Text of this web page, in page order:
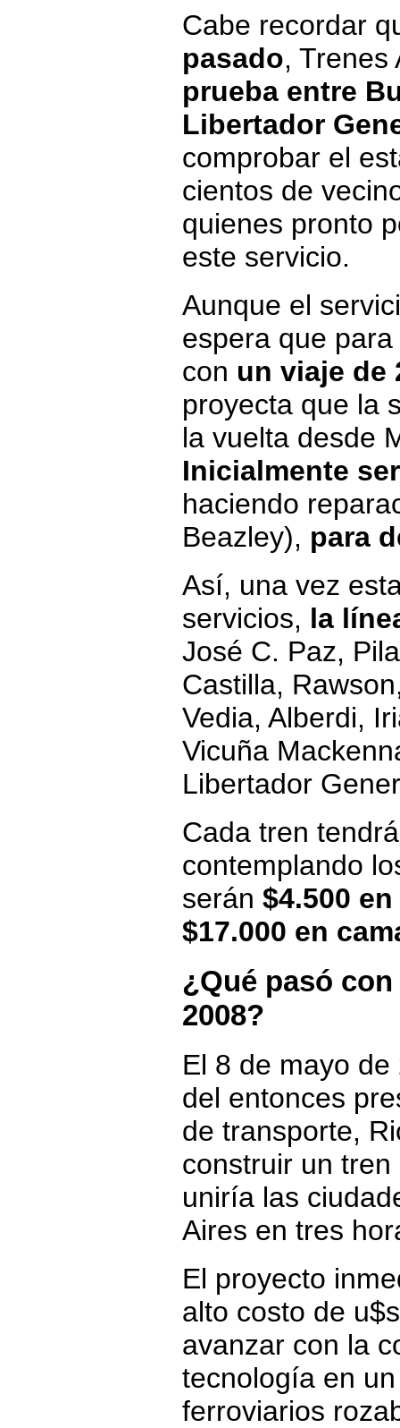
Cabe recordar
pasado,
prueba entre
Libertador
comprobar el
cientos de
quienes pronto
este servicio.
Aunque el
espera que
con un viaje de
proyecta que la
la vuelta desde
Inicialmente
haciendo
Beazley), para
Así, una vez
servicios, la
José C. Paz,
Castilla,
Vedia, Alberdi,
Vicuña
Libertador
Cada tren
contemplando
serán $4.500
$17.000 en
¿Qué pasó
2008?
El 8 de mayo
del entonces
de transporte,
construir un
uniría las
Aires en tres
El proyecto
alto costo de
avanzar con la
tecnología en
ferroviarios